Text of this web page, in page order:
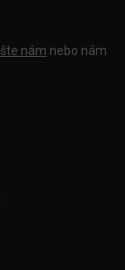
nám nebo nám